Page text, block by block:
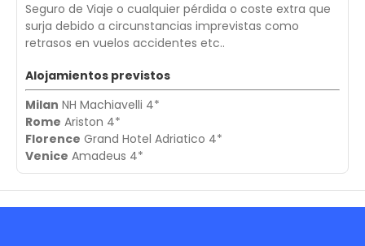
Seguro de Viaje o cualquier pérdida o coste extra que
surja debido a circunstancias imprevistas como
retrasos en vuelos accidentes etc..
Alojamientos previstos
Milan NH Machiavelli 4*
Rome Ariston 4*
Florence Grand Hotel Adriatico 4*
Venice Amadeus 4*